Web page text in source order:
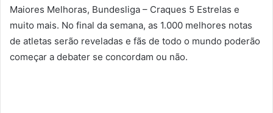
Maiores Melhoras, Bundesliga – Craques 5 Estrelas e
muito mais. No final da semana, as 1.000 melhores notas
de atletas serão reveladas e fãs de todo o mundo poderão
começar a debater se concordam ou não.